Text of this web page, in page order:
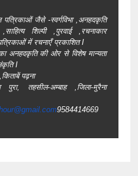
पत्रिकाओं जैसे -स्वर्गविभा ,अनहदकृति
शिल्पी ,पुरवाई ,रचनाकार
में रचनाएँ प्रकाशित I
अनहदकृति की ओर से विशेष मान्यता
I
पढ़ना
पुरा, तहसील-अम्बाह ,जिला-मुरैना
com9584414669